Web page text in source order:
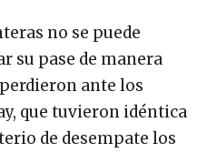
no se puede
su pase de manera
ante los
que tuvieron idéntica
de desempate los